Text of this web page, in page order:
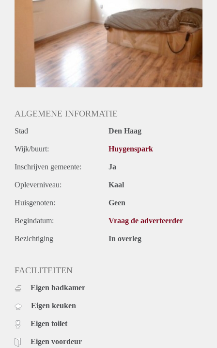
Onbepaalde termijn
ALGEMENE INFORMATIE
Stad Den Haag
Wijk/buurt: Huygenspark
Inschrijven gemeente: Ja
Opleverniveau: Kaal
Huisgenoten: Geen
Begindatum: Vraag de adverteerder
Bezichtiging In overleg
FACILITEITEN
Eigen badkamer
Eigen keuken
Eigen toilet
Eigen voordeur